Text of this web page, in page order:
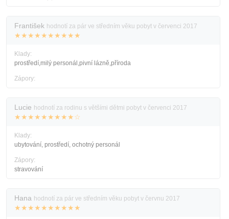
František hodnotí za pár ve středním věku pobyt v červenci 2017
★★★★★★★★★★
Klady:
prostředí,milý personál,pivní lázně,příroda
Zápory:
Lucie hodnotí za rodinu s většími dětmi pobyt v červenci 2017
★★★★★★★★★☆
Klady:
ubytování, prostředí, ochotný personál
Zápory:
stravování
Hana hodnotí za pár ve středním věku pobyt v červnu 2017
★★★★★★★★★★